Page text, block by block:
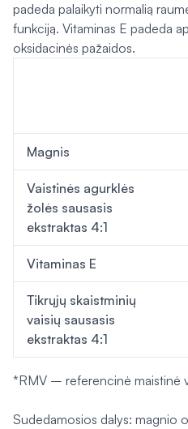
padeda palaikyti normalią
funkciją. Vitaminas E padeda
oksidacinės pažaidos.
Magnis
Vaistinės agurklės
žolės sausasis
ekstraktas 4:1
Vitaminas E
Tikrųjų skaistminių
vaisių sausasis
ekstraktas 4:1
*RMV – referencinė maistinė
Sudedamosios dalys: magnio